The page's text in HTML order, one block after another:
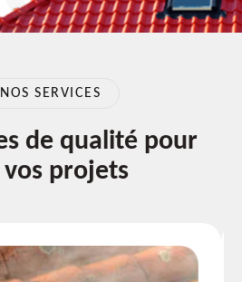
NOS SERVICES
de qualité pour
projets